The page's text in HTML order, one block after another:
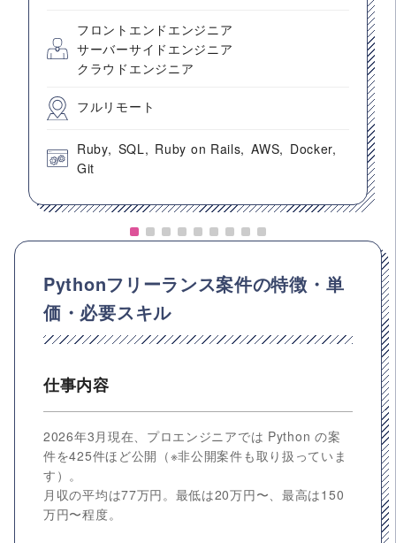
フロントエンドエンジニア
サーバーサイドエンジニア
クラウドエンジニア
フルリモート
Ruby SQL Ruby on Rails AWS
Docker
Git
Pythonフリーランス案件の特徴・単
価・必要スキル
仕事内容
2026年3月現在、プロエンジニアでは Python の案
件を425件ほど公開（※非公開案件も取り扱っていま
す）。
月収の平均は77万円。最低は20万円〜、最高は150
万円〜程度。